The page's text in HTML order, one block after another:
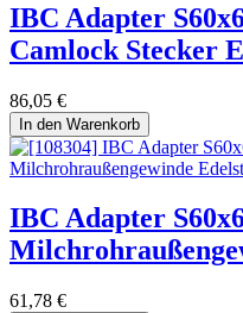
IBC Adapter
Camlock Stecker
86,05 €
In den Warenkorb
IBC Adapter
61,78 €